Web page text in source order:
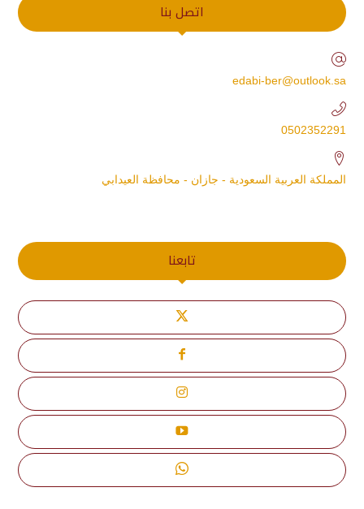
اتصل بنا
edabi-ber@outlook.sa
0502352291
المملكة العربية السعودية - جازان - محافظة العيدابي
تابعنا